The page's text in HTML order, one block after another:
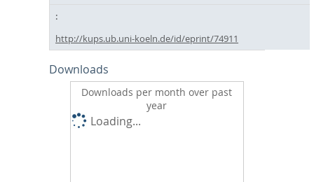
http://kups.ub.uni-koeln.de/id/eprint/74911
Downloads
Downloads per month over past
year
Loading...